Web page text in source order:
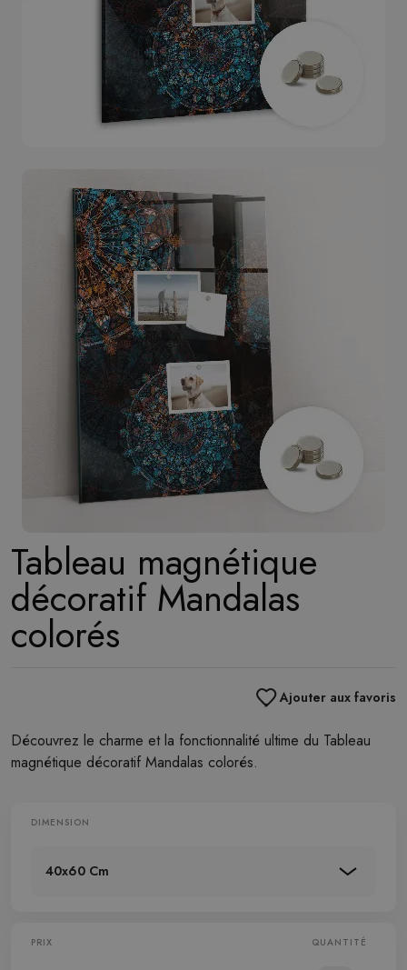
Tableau magnétique
décoratif Mandalas
colorés
Ajouter aux favoris
Découvrez le charme et la fonctionnalité ultime du Tableau
magnétique décoratif Mandalas colorés.
DIMENSION
40x60 Cm
PRIX QUANTITÉ